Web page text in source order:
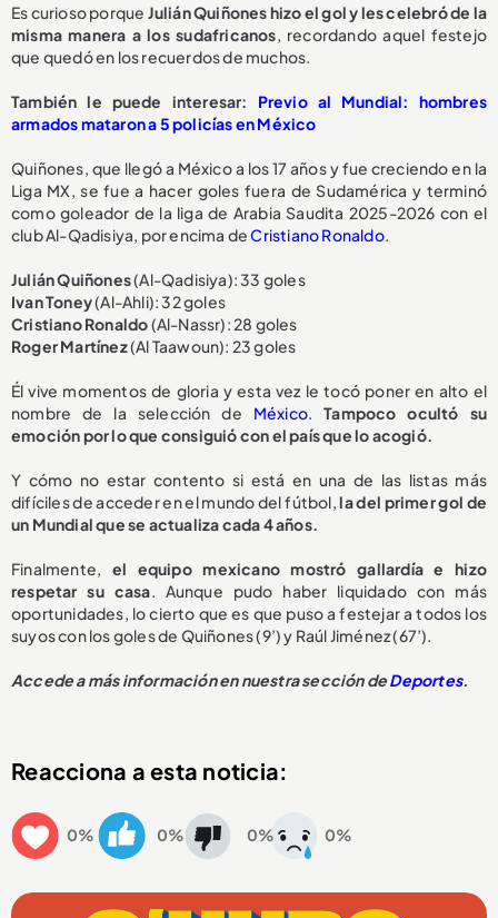
Es curioso porque Julián Quiñones hizo el gol y les celebró de la
misma manera a los sudafricanos, recordando aquel festejo
que quedó en los recuerdos de muchos.
También le puede interesar: Previo al Mundial: hombres
armados mataron a 5 policías en México
Quiñones, que llegó a México a los 17 años y fue creciendo en la
Liga MX, se fue a hacer goles fuera de Sudamérica y terminó
como goleador de la liga de Arabia Saudita 2025-2026 con el
club Al-Qadisiya, por encima deCristiano Ronaldo.
Julián Quiñones(Al-Qadisiya): 33 goles
Ivan Toney(Al-Ahli): 32 goles
Cristiano Ronaldo(Al-Nassr): 28 goles
Roger Martínez(Al Taawoun): 23 goles
Él vive momentos de gloria y esta vez le tocó poner en alto el
nombre de la selección de México.Tampoco ocultó su
emoción por lo que consiguió con el país que lo acogió.
Y cómo no estar contento si está en una de las listas más
difíciles de acceder en el mundo del fútbol,la del primer gol de
un Mundial que se actualiza cada 4 años.
Finalmente, el equipo mexicano mostró gallardía e hizo
respetar su casa. Aunque pudo haber liquidado con más
oportunidades, lo cierto que es que puso a festejar a todos los
suyos con los goles de Quiñones (9’) y Raúl Jiménez (67’).
Accede a más información en nuestra sección deDeportes.
Reacciona a esta noticia:
0% 0% 0% 0%